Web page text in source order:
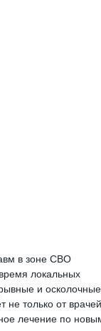
в зоне СВО
локальных
и осколочные
не только от
лечение по